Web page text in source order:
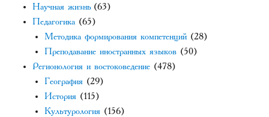
Научная жизнь(63)
Педагогика (65)
Методика формирования компетенций (28)
Преподавание иностранных языков (50)
Регионология и востоковедение (478)
География (29)
История (115)
Культурология (156)